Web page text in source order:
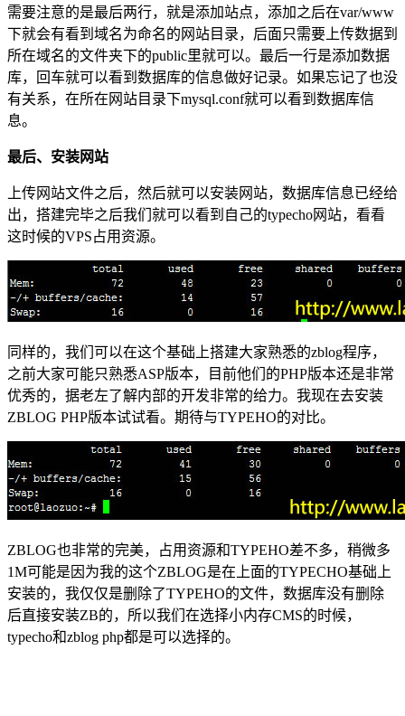
需要注意的是最后两行，就是添加站点，添加之后在var/www
下就会有看到域名为命名的网站目录，后面只需要上传数据到
所在域名的文件夹下的public里就可以。最后一行是添加数据
库，回车就可以看到数据库的信息做好记录。如果忘记了也没
有关系，在所在网站目录下mysql.conf就可以看到数据库信
息。
最后、安装网站
上传网站文件之后，然后就可以安装网站，数据库信息已经给
出，搭建完毕之后我们就可以看到自己的typecho网站，看看
这时候的VPS占用资源。
同样的，我们可以在这个基础上搭建大家熟悉的zblog程序，
之前大家可能只熟悉ASP版本，目前他们的PHP版本还是非常
优秀的，据老左了解内部的开发非常的给力。我现在去安装
ZBLOG PHP版本试试看。期待与TYPEHO的对比。
ZBLOG也非常的完美，占用资源和TYPEHO差不多，稍微多
1M可能是因为我的这个ZBLOG是在上面的TYPECHO基础上
安装的，我仅仅是删除了TYPEHO的文件，数据库没有删除
后直接安装ZB的，所以我们在选择小内存CMS的时候，
typecho和zblog php都是可以选择的。